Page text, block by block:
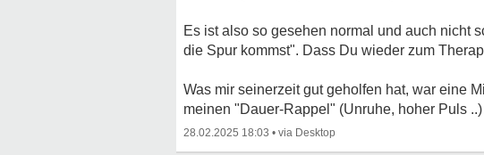
Es ist also so gesehen normal und auch nicht
die Spur kommst". Dass Du wieder zum
Was mir seinerzeit gut geholfen hat, war eine
meinen "Dauer-Rappel" (Unruhe, hoher Puls
28.02.2025 18:03 •